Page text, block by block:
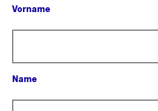
Vorname
Name